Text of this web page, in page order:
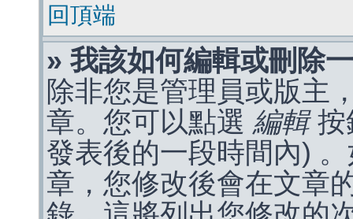
回頂端
» 我該如何編輯或刪除
除非您是管理員或版主
章。您可以點選 編輯按
發表後的一段時間內)
章，您修改後會在文章